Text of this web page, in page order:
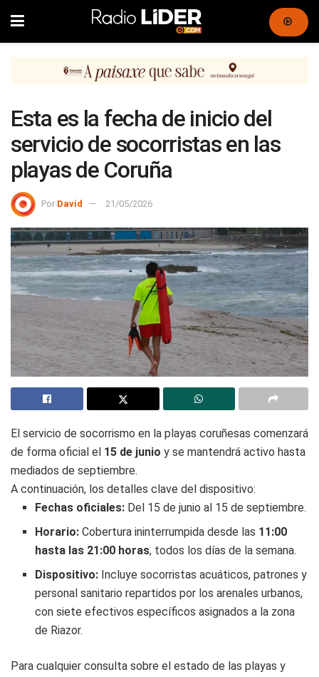
Esta es la fecha de inicio del
servicio de socorristas en las
playas de Coruña
Por David 21/05/2026
El servicio de socorrismo en la playas coruñesas comenzará
de forma oficial el 15 de junio y se mantendrá activo hasta
mediados de septiembre.
A continuación, los detalles clave del dispositivo:
Fechas oficiales: Del 15 de junio al 15 de septiembre.
Horario: Cobertura ininterrumpida desde las 11:00
hasta las 21:00 horas, todos los días de la semana.
Dispositivo: Incluye socorristas acuáticos, patrones y
personal sanitario repartidos por los arenales urbanos,
con siete efectivos específicos asignados a la zona
de Riazor.
Para cualquier consulta sobre el estado de las playas y